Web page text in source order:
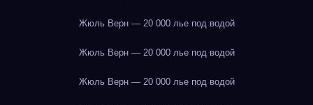
Жюль Верн — 20 000 лье под водой
Жюль Верн — 20 000 лье под водой
Жюль Верн — 20 000 лье под водой